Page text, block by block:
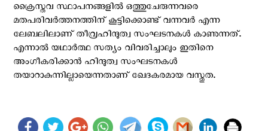
ക്രൈസ്തവ സ്ഥാപനങ്ങളില്‍ ഒത്തുചേരുന്നവരെ
മതപരിവര്‍ത്തനത്തിന് കൂട്ടിക്കൊണ്ട് വന്നവര്‍ എന്ന
ലേബലിലാണ് തീവ്രഹിന്ദുത്വ സംഘടനകള്‍ കാണുന്നത്.
എന്നാല്‍ യഥാര്‍ത്ഥ സത്യം വിവരിച്ചാലും ഇതിനെ
അംഗീകരിക്കാന്‍ ഹിന്ദുത്വ സംഘടനകള്‍
തയാറാകുന്നില്ലായെന്നതാണ് ഖേദകരമായ വസ്തുത.